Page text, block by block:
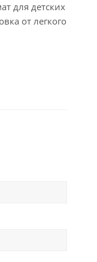
для детских
от легкого